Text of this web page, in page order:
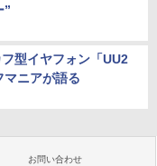
”
型イヤフォン「UU2
マニアが語る
お問い合わせ